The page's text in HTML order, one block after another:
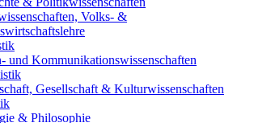
Volks- &
und Kommunikationswissenschaften
Gesellschaft & Kulturwissenschaften
& Philosophie